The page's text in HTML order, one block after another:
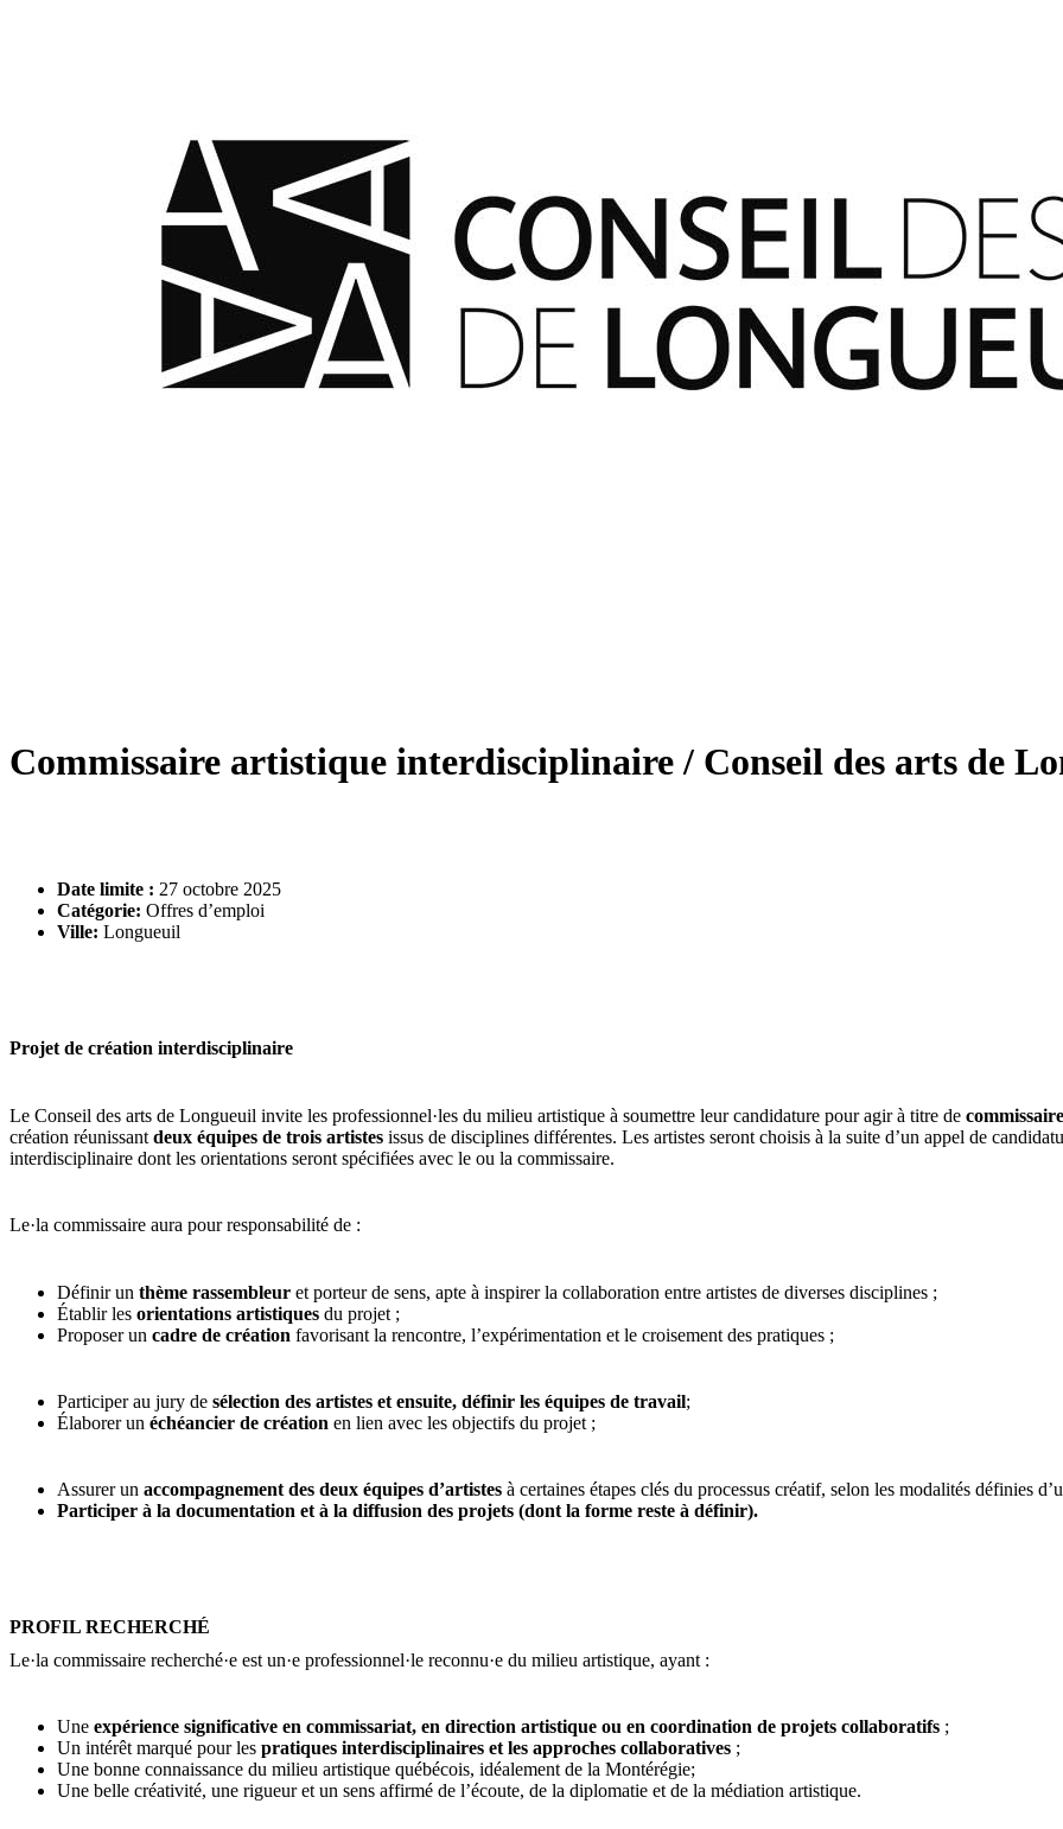
Commissaire artistique interdisciplinaire / Conseil des arts de
Date limite : 27 octobre 2025
Catégorie: Offres d’emploi
Ville: Longueuil
Projet de création interdisciplinaire
Le Conseil des arts de Longueuil invite les professionnel·les du milieu artistique à soumettre leur candidature pour agir à titre de
création réunissant deux équipes de trois artistes issus de disciplines différentes. Les artistes seront choisis à la suite d’un appel de
interdisciplinaire dont les orientations seront spécifiées avec le ou la commissaire.
Le·la commissaire aura pour responsabilité de :
Définir un thème rassembleur et porteur de sens, apte à inspirer la collaboration entre artistes de diverses disciplines ;
Établir les orientations artistiques du projet ;
Proposer un cadre de création favorisant la rencontre, l’expérimentation et le croisement des pratiques ;
Participer au jury de sélection des artistes et ensuite, définir les équipes de travail;
Élaborer un échéancier de création en lien avec les objectifs du projet ;
Assurer un accompagnement des deux équipes d’artistes à certaines étapes clés du processus créatif, selon les modalités définies
Participer à la documentation et à la diffusion des projets (dont la forme reste à définir).
PROFIL RECHERCHÉ
Le·la commissaire recherché·e est un·e professionnel·le reconnu·e du milieu artistique, ayant :
Une expérience significative en commissariat, en direction artistique ou en coordination de projets collaboratifs ;
Un intérêt marqué pour les pratiques interdisciplinaires et les approches collaboratives ;
Une bonne connaissance du milieu artistique québécois, idéalement de la Montérégie;
Une belle créativité, une rigueur et un sens affirmé de l’écoute, de la diplomatie et de la médiation artistique.